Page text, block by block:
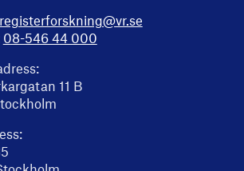
registerforskning@vr.se
08-546 44 000
11 B